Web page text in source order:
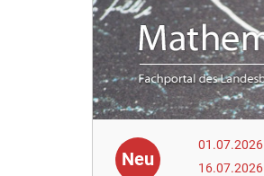
h
e
r
e
Neu
01.07.2026
16.07.2026